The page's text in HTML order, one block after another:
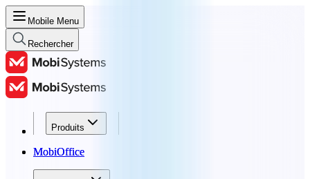
Mobile Menu
Rechercher
Produits
MobiOffice
Produits
MobiOffice